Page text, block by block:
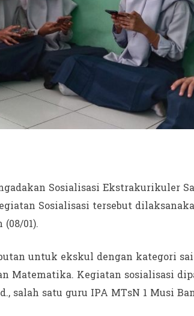
Sosialisasi Ekstrakurikuler
Sosialisasi tersebut
01).
untuk ekskul dengan kategori
Matematika. Kegiatan sosialisasi
salah satu guru IPA MTsN 1 Musi